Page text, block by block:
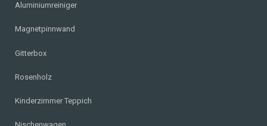
Aluminiumreiniger
Magnetpinnwand
Gitterbox
Rosenholz
Kinderzimmer Teppich